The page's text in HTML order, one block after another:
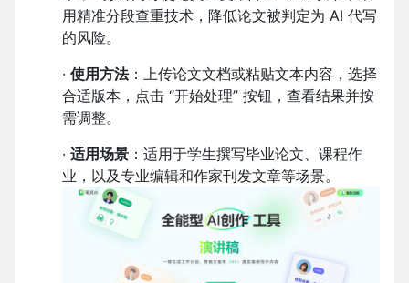
用精准分段查重技术，降低论文被判定为 AI 代写
的风险。
· 使用方法：上传论文文档或粘贴文本内容，选择
合适版本，点击 “开始处理” 按钮，查看结果并按
需调整。
· 适用场景 ：适用于学生撰写毕业论文、课程作
业，以及专业编辑和作家刊发文章等场景。